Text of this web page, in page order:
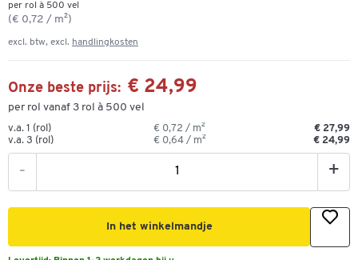
per rol à 500 vel
(€ 0,72 / m²)
excl. btw, excl. handlingkosten
Onze beste prijs: € 24,99
per rol vanaf 3 rol à 500 vel
v.a. 1 (rol) € 0,72 / m²
€ 27,99
v.a. 3 (rol)
€ 0,64 / m² € 24,99
- +
In het winkelmandje